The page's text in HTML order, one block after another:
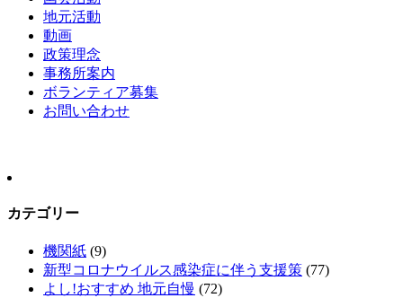
地元活動
動画
政策理念
事務所案内
ボランティア募集
お問い合わせ
カテゴリー
機関紙 (9)
新型コロナウイルス感染症に伴う支援策 (77)
よし!おすすめ 地元自慢 (72)